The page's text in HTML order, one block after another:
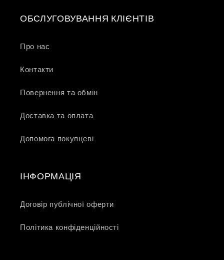
ОБСЛУГОВУВАННЯ КЛІЄНТІВ
Про нас
Контакти
Повернення та обмін
Доставка та оплата
Допомога покупцеві
ІНФОРМАЦІЯ
Договір публічної оферти
Політика конфіденційності